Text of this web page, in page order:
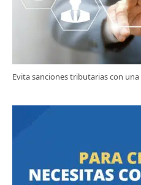
Evita sanciones tributarias con